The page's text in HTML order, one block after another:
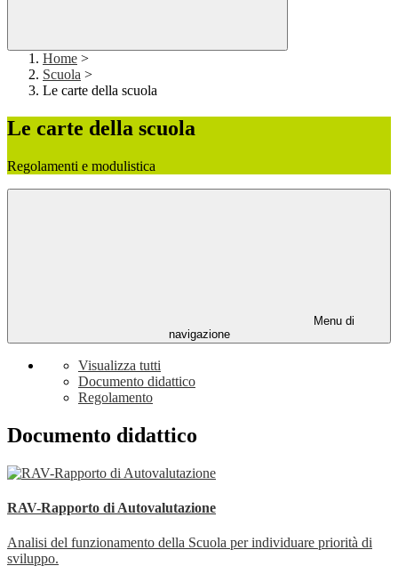
Home >
Scuola >
Le carte della scuola
Le carte della scuola
Regolamenti e modulistica
Menu di
navigazione
Visualizza tutti
Documento didattico
Regolamento
Documento didattico
RAV-Rapporto di Autovalutazione
Analisi del funzionamento della Scuola per individuare priorità di
sviluppo.